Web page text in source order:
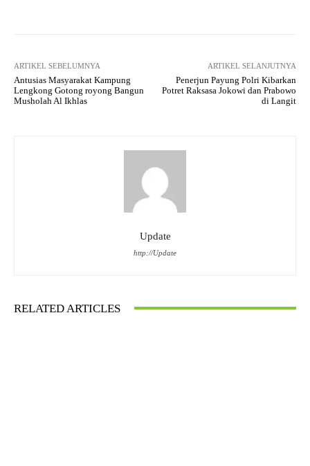
ARTIKEL SEBELUMNYA
Antusias Masyarakat Kampung
Lengkong Gotong royong Bangun
Musholah Al Ikhlas
ARTIKEL SELANJUTNYA
Penerjun Payung Polri Kibarkan
Potret Raksasa Jokowi dan Prabowo
di Langit
Update
http://Update
RELATED ARTICLES